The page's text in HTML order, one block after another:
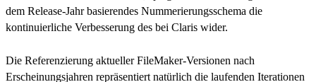
dem Release-Jahr basierendes Nummerierungsschema die
kontinuierliche Verbesserung des bei Claris wider.
Die Referenzierung aktueller FileMaker-Versionen nach
Erscheinungsjahren repräsentiert natürlich die laufenden Iterationen